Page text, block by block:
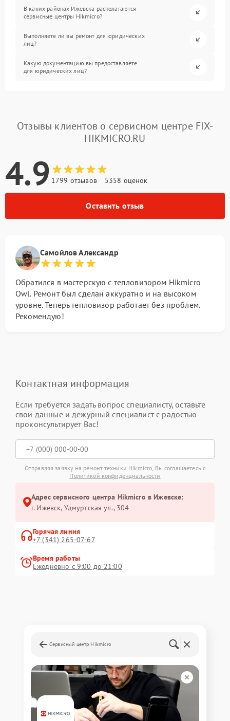
В каких районах Ижевска располагаются
сервисные центры Hikmicro?
Выполняете ли вы ремонт для юридических
лиц?
Какую документацию вы предоставляете
для юридических лиц?
Отзывы клиентов о сервисном центре FIX-
HIKMICRO.RU
4.9 1799 отзывов 5358 оценок
Оставить отзыв
Самойлов Александр
Обратился в мастерскую с тепловизором Hikmicro
Owl. Ремонт был сделан аккуратно и на высоком
уровне. Теперь тепловизор работает без проблем.
Рекомендую!
Контактная информация
Если требуется задать вопрос специалисту, оставьте
свои данные и дежурный специалист с радостью
проконсультирует Вас!
Отправляя заявку на ремонт техники Hikmicro, Вы соглашаетесь с
Политикой конфиденциальности
Адрес сервисного центра Hikmicro в Ижевске:
г. Ижевск, Удмуртская ул., 304
Горячая линия
+7 (341) 265-07-67
Время работы
Ежедневно с 9:00 до 21:00
Сервисный центр Hikmicro